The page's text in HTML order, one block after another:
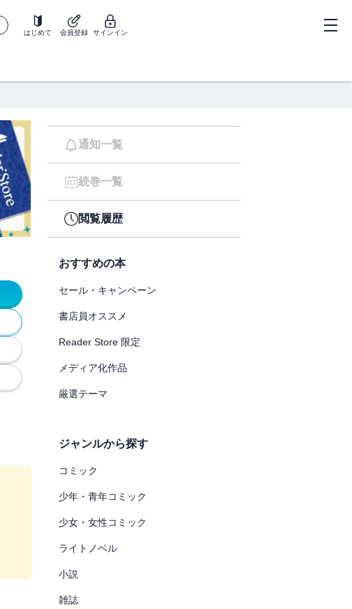
はじめて 会員登録 サインイン
通知一覧
続巻一覧
閲覧履歴
おすすめの本
セール・キャンペーン
書店員オススメ
Reader Store 限定
メディア化作品
厳選テーマ
ジャンルから探す
コミック
少年・青年コミック
少女・女性コミック
ライトノベル
小説
雑誌